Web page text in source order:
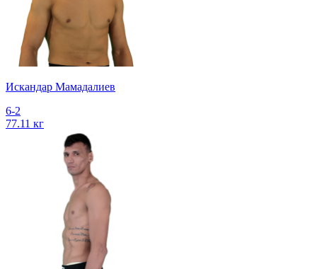
Искандар Мамадалиев
6-2
77.11 кг